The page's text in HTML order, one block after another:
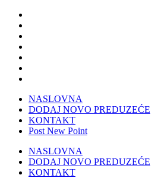
NASLOVNA
DODAJ NOVO PREDUZEĆE
KONTAKT
Post New Point
NASLOVNA
DODAJ NOVO PREDUZEĆE
KONTAKT